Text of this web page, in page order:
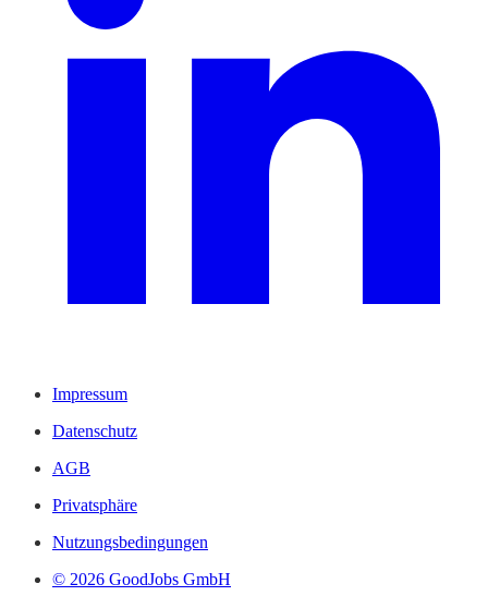
Impressum
Datenschutz
AGB
Privatsphäre
Nutzungsbedingungen
© 2026 GoodJobs GmbH